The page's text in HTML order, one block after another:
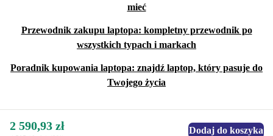
mieć
Przewodnik zakupu laptopa: kompletny przewodnik po
wszystkich typach i markach
Poradnik kupowania laptopa: znajdź laptop, który pasuje do
Twojego życia
2 590,93 zł Dodaj do koszyka